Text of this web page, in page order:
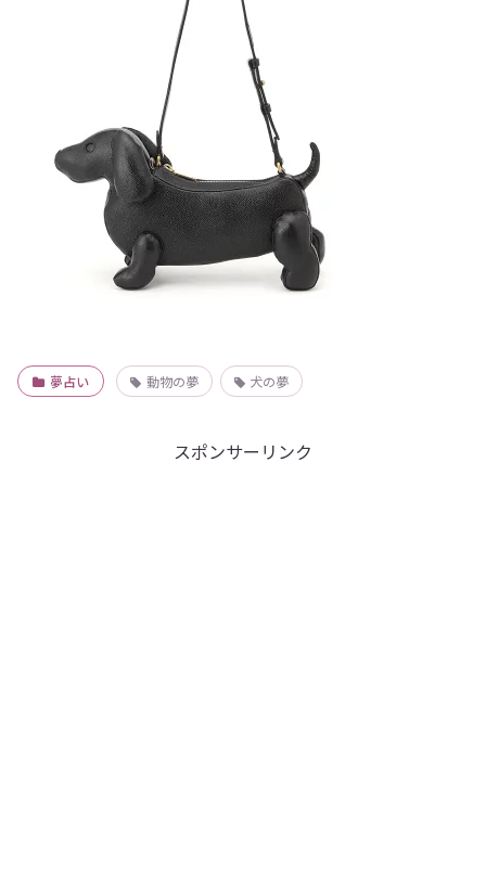
夢占い 動物の夢 犬の夢
スポンサーリンク